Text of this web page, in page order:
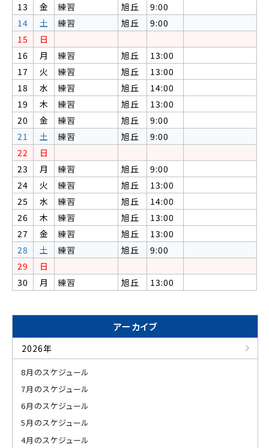
13
金 練習 旭丘
9:00
14
土 練習 旭丘
9:00
15
日
16
月 練習 旭丘
13:00
17
火 練習 旭丘
13:00
18
水 練習 旭丘
14:00
19
木 練習 旭丘
13:00
20
金 練習 旭丘
9:00
21
土 練習 旭丘
9:00
22
日
23
月 練習 旭丘
9:00
24
火 練習 旭丘
13:00
25
水 練習 旭丘
14:00
26
木 練習 旭丘
13:00
27
金 練習 旭丘
13:00
28
土 練習 旭丘
9:00
29
日
30
月 練習 旭丘 13:00
アーカイブ
2026年
8月のスケジュール
7月のスケジュール
6月のスケジュール
5月のスケジュール
4月のスケジュール